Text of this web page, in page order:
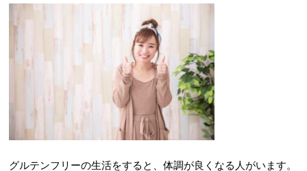
グルテンフリーの生活をすると、体調が良くなる人がいます。